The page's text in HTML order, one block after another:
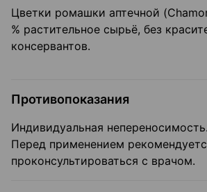
Цветки ромашки аптечной
% растительное сырьё, без
консервантов.
Противопоказания
Индивидуальная непереносимость.
Перед применением
проконсультироваться с врачом.